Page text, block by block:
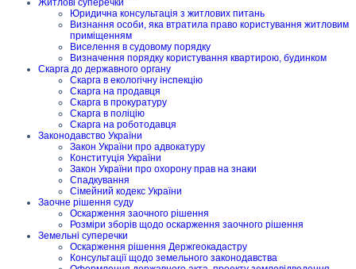
Житлові суперечки
Юридична консультація з житлових питань
Визнання особи, яка втратила право користування житловим
приміщенням
Виселення в судовому порядку
Визначення порядку користування квартирою, будинком
Скарга до державного органу
Скарга в екологічну інспекцію
Скарга на продавця
Скарга в прокуратуру
Скарга в поліцію
Скарга на роботодавця
Законодавство України
Закон України про адвокатуру
Конституція України
Закон України про охорону прав на знаки
Спадкування
Сімейний кодекс України
Заочне рішення суду
Оскарження заочного рішення
Розміри зборів щодо оскарження заочного рішення
Земельні суперечки
Оскарження рішення Держгеокадастру
Консультації щодо земельного законодавства